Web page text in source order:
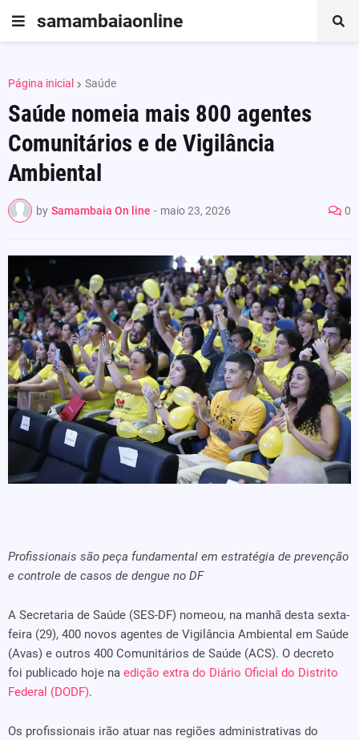
samambaiaonline
Página inicial Saúde
Saúde nomeia mais 800 agentes
Comunitários e de Vigilância
Ambiental
by Samambaia On line - maio 23, 2026 0
Profissionais são peça fundamental em estratégia de prevenção
e controle de casos de dengue no DF
A Secretaria de Saúde (SES-DF) nomeou, na manhã desta sexta-
feira (29), 400 novos agentes de Vigilância Ambiental em Saúde
(Avas) e outros 400 Comunitários de Saúde (ACS). O decreto
foi publicado hoje na edição extra do Diário Oficial do Distrito
Federal (DODF).
Os profissionais irão atuar nas regiões administrativas do